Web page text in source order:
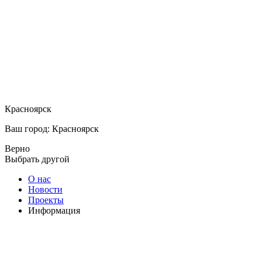
Красноярск
Ваш город: Красноярск
Верно
Выбрать другой
О нас
Новости
Проекты
Информация